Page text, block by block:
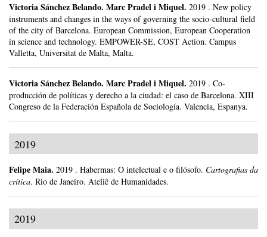
Victoria Sánchez Belando. Marc Pradel i Miquel. 2019 . New policy
instruments and changes in the ways of governing the socio-cultural field
of the city of Barcelona. European Commission, European Cooperation
in science and technology. EMPOWER-SE, COST Action. Campus
Valletta, Universitat de Malta, Malta.
Victoria Sánchez Belando. Marc Pradel i Miquel. 2019 . Co-
producción de políticas y derecho a la ciudad: el caso de Barcelona. XIII
Congreso de la Federación Española de Sociología. Valencia, Espanya.
2019
Felipe Maia. 2019 . Habermas: O intelectual e o filósofo. Cartografias da
crítica. Rio de Janeiro. Ateliê de Humanidades.
2019